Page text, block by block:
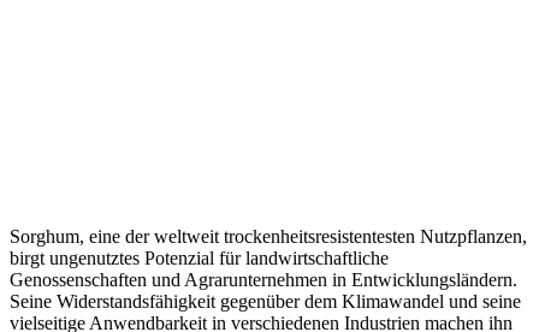
Sorghum, eine der weltweit trockenheitsresistentesten Nutzpflanzen,
birgt ungenutztes Potenzial für landwirtschaftliche
Genossenschaften und Agrarunternehmen in Entwicklungsländern.
Seine Widerstandsfähigkeit gegenüber dem Klimawandel und seine
vielseitige Anwendbarkeit in verschiedenen Industrien machen ihn